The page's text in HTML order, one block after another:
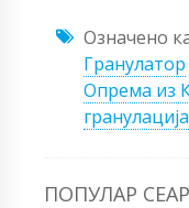
Означено
Гранулатор
Опрема из
гранулација
ПОПУЛАР